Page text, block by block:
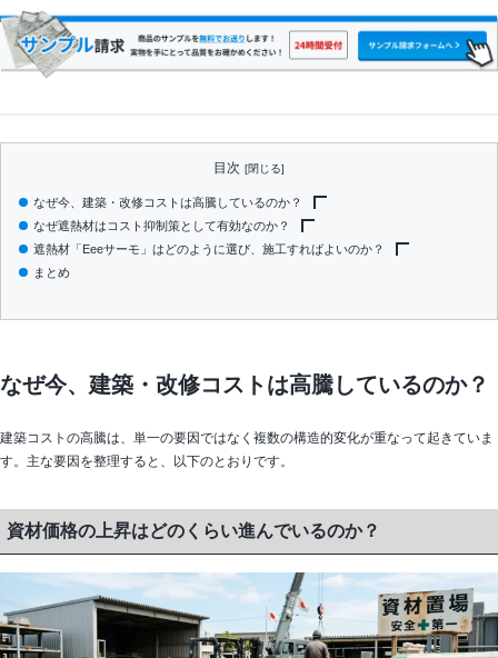
目次
なぜ今、建築・改修コストは高騰しているのか？
資材価格の上昇はどのくらい進んでいるのか？
人件費・施工費の高騰はなぜ止まらないのか？
空調設備の更新コストはどれくらいかかるのか？
なぜ遮熱材はコスト抑制策として有効なのか？
遮熱材はどのように熱を抑えるのか？
遮熱材の施工費用はどれくらいか？
遮熱材「Eeeサーモ」はどのように選び、施工すればよいのか？
施設の用途別にどの製品を選ぶべきか？
導入を検討する前に確認しておくべきことは何か？
まとめ
なぜ今、建築・改修コストは高騰しているのか？
建築コストの高騰は、単一の要因ではなく複数の構造的変化が重なって起きていま
す。主な要因を整理すると、以下のとおりです。
資材価格の上昇はどのくらい進んでいるのか？